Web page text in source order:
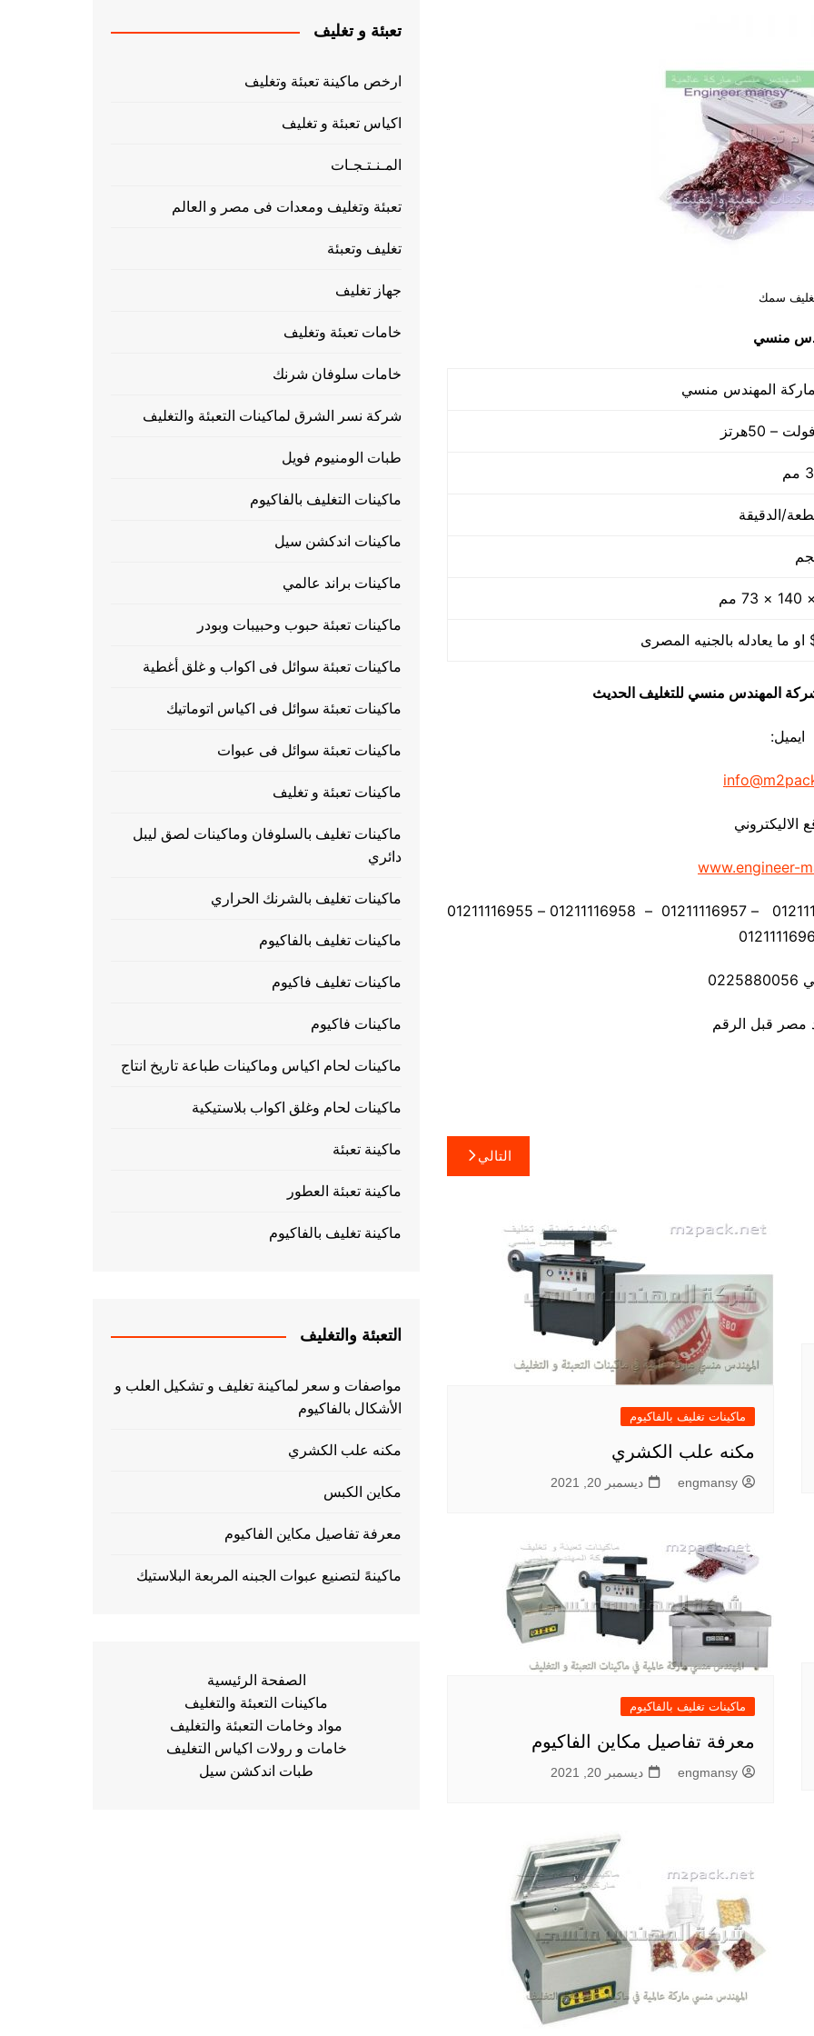
سمك
منسي
شركة المهندس منسي للتغليف الحديث
ايميل:
الاليكتروني
www.engineer-
موبايل: 01211116954 – 01211116955 – 01211116956 – 01211116957 – 01211116958 – 01211116955
التالي
ماكينات تغليف بالفاكيوم
مكنه علب الكشري
engmansy ديسمبر 20, 2021
ماكينات تغليف بالفاكيوم
معرفة تفاصيل مكاين الفاكيوم
engmansy ديسمبر 20, 2021
تعبئة و تغليف
ارخص ماكينة تعبئة وتغليف
اكياس تعبئة و تغليف
المـنـتـجـات
تعبئة وتغليف ومعدات فى مصر و العالم
تغليف وتعبئة
جهاز تغليف
خامات تعبئة وتغليف
خامات سلوفان شرنك
شركة نسر الشرق لماكينات التعبئة والتغليف
طبات الومنيوم فويل
ماكينات التغليف بالفاكيوم
ماكينات اندكشن سيل
ماكينات براند عالمي
ماكينات تعبئة حبوب وحبيبات وبودر
ماكينات تعبئة سوائل فى اكواب و غلق أغطية
ماكينات تعبئة سوائل فى اكياس اتوماتيك
ماكينات تعبئة سوائل فى عبوات
ماكينات تعبئة و تغليف
ماكينات تغليف بالسلوفان وماكينات لصق ليبل
دائري
ماكينات تغليف بالشرنك الحراري
ماكينات تغليف بالفاكيوم
ماكينات تغليف فاكيوم
ماكينات فاكيوم
ماكينات لحام اكياس وماكينات طباعة تاريخ انتاج
ماكينات لحام وغلق اكواب بلاستيكية
ماكينة تعبئة
ماكينة تعبئة العطور
ماكينة تغليف بالفاكيوم
التعبئة والتغليف
مواصفات و سعر لماكينة تغليف و تشكيل العلب و
الأشكال بالفاكيوم
مكنه علب الكشري
مكاين الكبس
معرفة تفاصيل مكاين الفاكيوم
ماكينهً لتصنيع عبوات الجبنه المربعة البلاستيك
الصفحة الرئيسية
ماكينات التعبئة والتغليف
مواد وخامات التعبئة والتغليف
خامات و رولات اكياس التغليف
طبات اندكشن سيل